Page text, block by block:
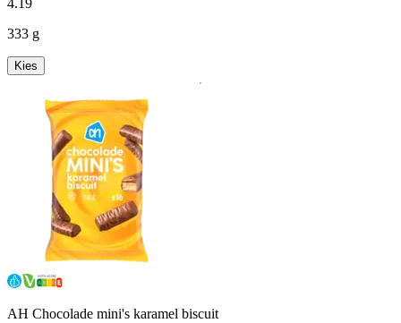
4.19
333 g
Kies
AH Chocolade mini's karamel biscuit